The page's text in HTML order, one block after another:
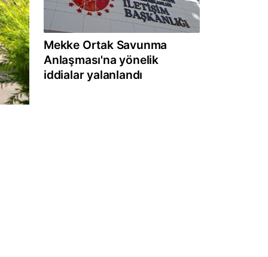
Mekke Ortak Savunma
Anlaşması'na yönelik
iddialar yalanlandı